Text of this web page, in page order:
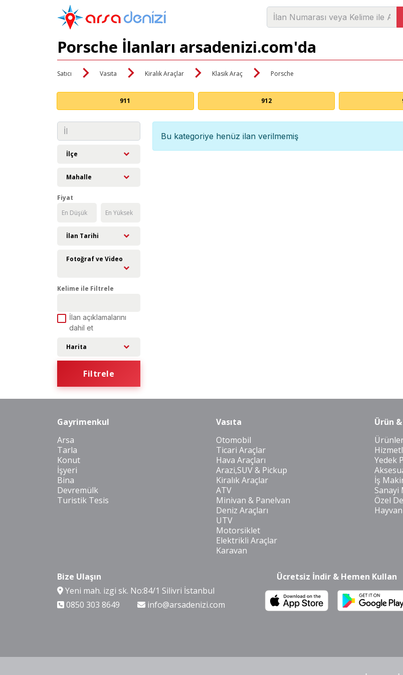
Porsche İlanları arsadenizi.com'da
Satıcı Vasıta Kiralık Araçlar Klasik Araç Porsche
911 912
İlçe
Mahalle
Fiyat
İlan Tarihi
Fotoğraf ve Video
Kelime ile Filtrele
İlan açıklamalarını
dahil et
Harita
Filtrele
Bu kategoriye henüz ilan verilmemiş
Gayrimenkul
Arsa
Tarla
Konut
İşyeri
Bina
Devremülk
Turistik Tesis
Vasıta
Otomobil
Ticari Araçlar
Hava Araçları
Arazi,SUV & Pickup
Kiralık Araçlar
ATV
Minivan & Panelvan
Deniz Araçları
UTV
Motorsiklet
Elektrikli Araçlar
Karavan
Ürün
Yedek
İş
Sanayi
Özel
Bize Ulaşın
Yeni mah. izgi sk. No:84/1 Silivri İstanbul
0850 303 8649
info@arsadenizi.com
Ücretsiz İndir & Hemen Kullan